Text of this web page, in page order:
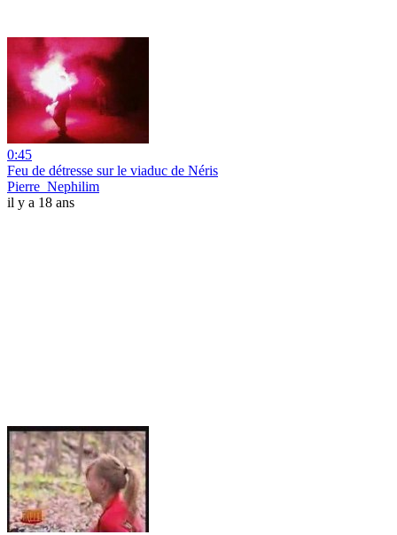
0:45
Feu de détresse sur le viaduc de Néris
Pierre_Nephilim
il y a 18 ans